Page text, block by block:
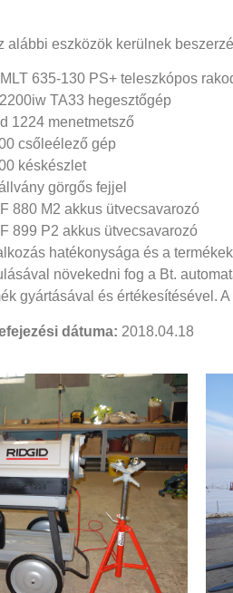
alábbi eszközök kerülnek
635-130 PS+ teleszkópos
TA33 hegesztőgép
1224 menetmetsző
csőleélező gép
késkészlet
görgős fejjel
880 M2 akkus ütvecsavarozó
899 P2 akkus ütvecsavarozó
hatékonysága és a
növekedni fog a Bt.
gyártásával és értékesítésével.
dátuma: 2018.04.18